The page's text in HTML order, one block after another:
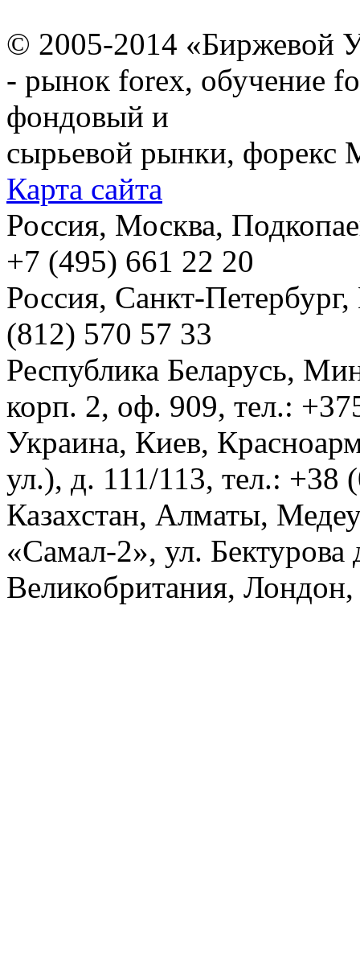
© 2005-2014 «Биржевой
- рынок forex, обучение
фондовый и
сырьевой рынки, форекс
Карта сайта
Россия, Москва,
+7 (495) 661 22 20
Россия, Санкт-
(812) 570 57 33
Республика Беларусь,
корп. 2, оф. 909, тел.:
Украина, Киев,
ул.), д. 111/113, тел.: +38
Казахстан, Алматы,
«Самал-2», ул.
Великобритания,